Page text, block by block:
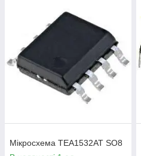
Мікросхема TEA1532AT SO8